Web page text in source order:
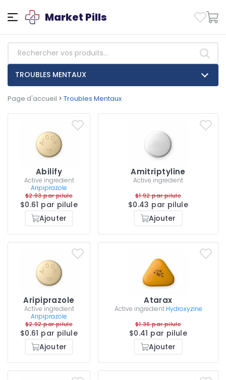
Market Pills
TROUBLES MENTAUX
Page d'accueil > Troubles Mentaux
Abilify
Active ingredient
Aripiprazole
$2.93 par pilule
$0.61 par pilule
Ajouter
Amitriptyline
Active ingredient
$1.92 par pilule
$0.43 par pilule
Ajouter
Aripiprazole
Active ingredient
Aripiprazole
$2.92 par pilule
$0.61 par pilule
Ajouter
Atarax
Active ingredient Hydroxyzine
$1.36 par pilule
$0.41 par pilule
Ajouter